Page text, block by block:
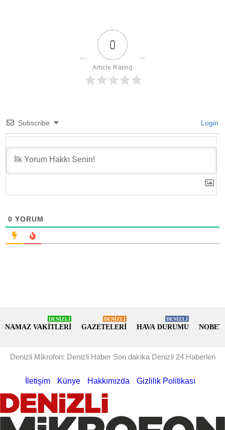
0
Article Rating
Subscribe Login
0 YORUM
NAMAZ VAKİTLERİ
DENİZLİ
GAZETELERİ
DENİZLİ
HAVA DURUMU
DENİZLİ
Denizli Mikrofon: Denizli Haber Son dakika Denizli 24 Haberleri
İletişim Künye Hakkımızda Gizlilik Politikası